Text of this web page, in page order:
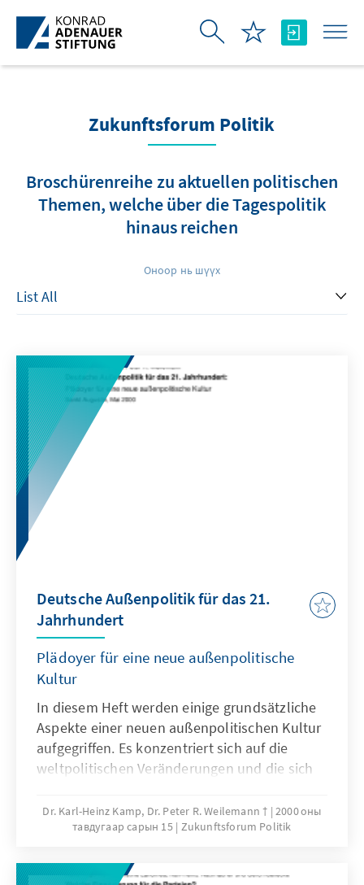
Skip to Main Content
Zukunftsforum Politik
Broschürenreihe zu aktuellen politischen
Themen, welche über die Tagespolitik
hinaus reichen
Оноор нь шүүх
Deutsche Außenpolitik für das 21.
Jahrhundert
Plädoyer für eine neue außenpolitische
Kultur
In diesem Heft werden einige grundsätzliche
Aspekte einer neuen außenpolitischen Kultur
aufgegriffen. Es konzentriert sich auf die
weltpolitischen Veränderungen und die sich
Rolle militärischer Macht und präventiver
Diplomatie und für das Verhältnis von Werten
Dr. Karl-Heinz Kamp, Dr. Peter R. Weilemann † 2000 оны
тавдугаар сарын 15 Zukunftsforum Politik